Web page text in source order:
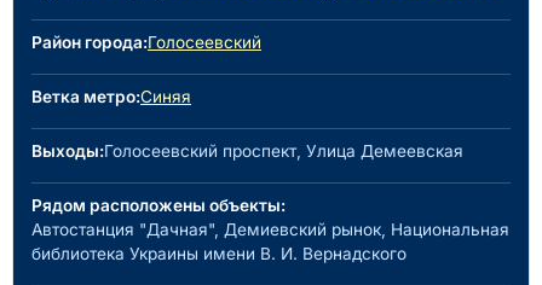
Район города:Голосеевский
Ветка метро:Синяя
Выходы:Голосеевский проспект, Улица Демеевская
Рядом расположены объекты:
Автостанция "Дачная", Демиевский рынок, Национальная
библиотека Украины имени В. И. Вернадского